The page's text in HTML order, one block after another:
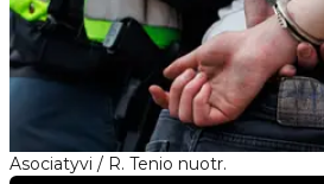
Asociatyvi / R. Tenio nuotr.